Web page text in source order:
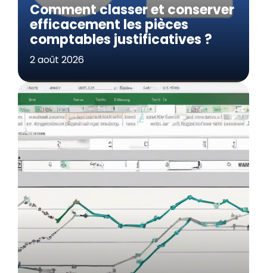
Comment classer et conserver
efficacement les pièces
comptables justificatives ?
2 août 2026